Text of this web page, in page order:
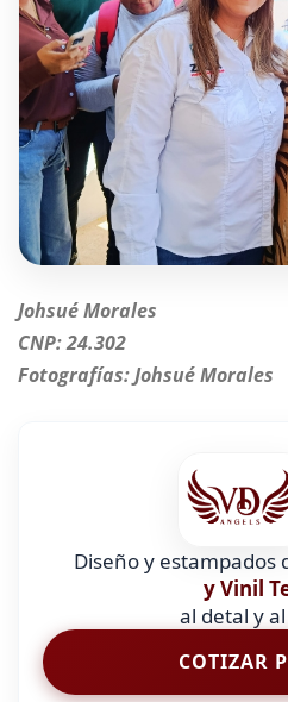
Johsué Morales
CNP: 24.302
Fotografías: Johsué Morales
Diseño y estampados
y Vinil
al detal y
COTIZAR